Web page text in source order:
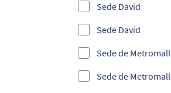
Sede David
Sede David
Sede de Metromall
Sede de Metromall